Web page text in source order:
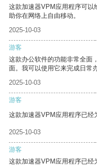
这款加速器VPM应用程序可以
助你在网络上自由移动。
2025-10-03
游客
这款办公软件的功能非常全面
面。我可以使用它来完成日常
2025-10-03
游客
这款加速器VPM应用程序已经
2025-10-03
游客
这款加速器VPM应用程序已经